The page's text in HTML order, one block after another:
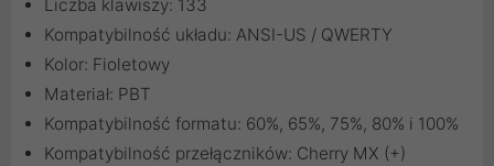
Liczba klawiszy: 133
Kompatybilność układu: ANSI-US / QWERTY
Kolor: Fioletowy
Materiał: PBT
Kompatybilność formatu: 60%, 65%, 75%, 80% i 100%
Kompatybilność przełączników: Cherry MX (+)